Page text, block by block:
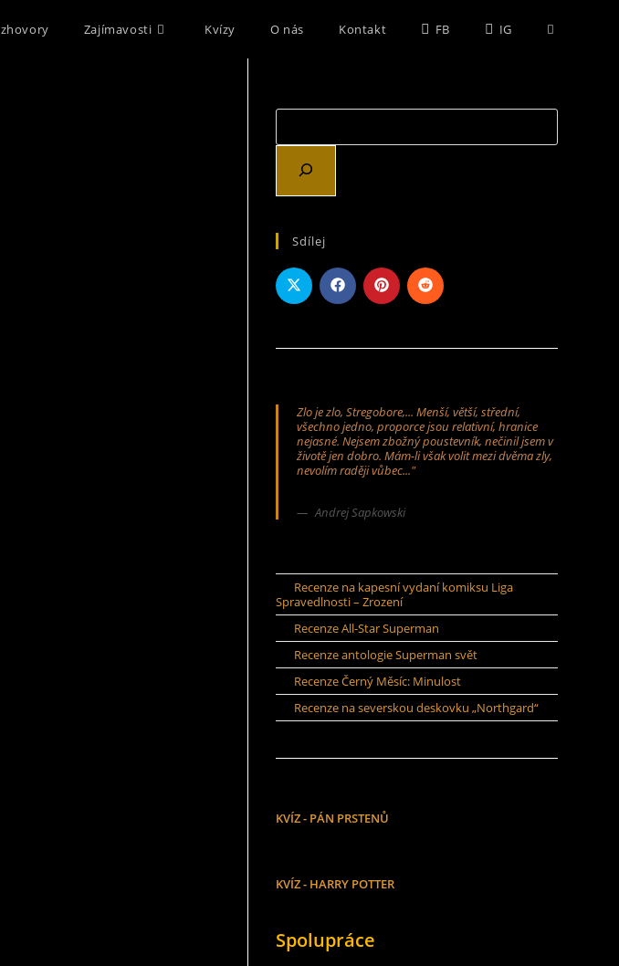
Zajímavosti Kvízy O nás Kontakt FB IG
Sdílej
Zlo je zlo, Stregobore,... Menší, větší, střední,
všechno jedno, proporce jsou relativní, hranice
nejasné. Nejsem zbožný poustevník, nečinil jsem v
životě jen dobro. Mám-li však volit mezi dvěma zly,
nevolím raději vůbec..."
Andrej Sapkowski
Recenze na kapesní vydaní komiksu Liga
Spravedlnosti – Zrození
Recenze All-Star Superman
Recenze antologie Superman svět
Recenze Černý Měsíc: Minulost
Recenze na severskou deskovku „Northgard“
KVÍZ - PÁN PRSTENŮ
KVÍZ - HARRY POTTER
Spolupráce